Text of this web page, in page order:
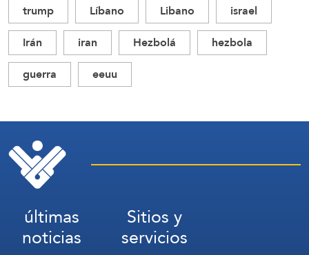
trump Líbano Libano
israel
Irán
iran Hezbolá
hezbola
guerra
eeuu
últimas
noticias
Sitios y
servicios